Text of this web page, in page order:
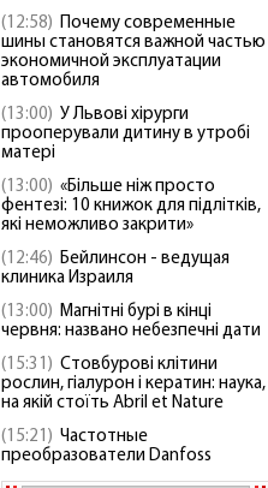
(12:58) Почему современные
шины становятся важной частью
экономичной эксплуатации
автомобиля
(13:00) У Львові хірурги
прооперували дитину в утробі
матері
(13:00) «Більше ніж просто
фентезі: 10 книжок для підлітків,
які неможливо закрити»
(12:46) Бейлинсон - ведущая
клиника Израиля
(13:00) Магнітні бурі в кінці
червня: названо небезпечні дати
(15:31) Стовбурові клітини
рослин, гіалурон і кератин: наука,
на якій стоїть Abril et Nature
(15:21) Частотные
преобразователи Danfoss